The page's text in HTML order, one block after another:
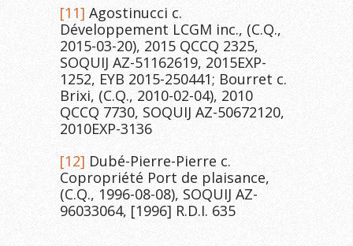
[11] Agostinucci c.
Développement LCGM inc., (C.Q.,
2015-03-20), 2015 QCCQ 2325,
SOQUIJ AZ-51162619, 2015EXP-
1252, EYB 2015-250441; Bourret c.
Brixi, (C.Q., 2010-02-04), 2010
QCCQ 7730, SOQUIJ AZ-50672120,
2010EXP-3136
[12] Dubé-Pierre-Pierre c.
Copropriété Port de plaisance,
(C.Q., 1996-08-08), SOQUIJ AZ-
96033064, [1996] R.D.I. 635